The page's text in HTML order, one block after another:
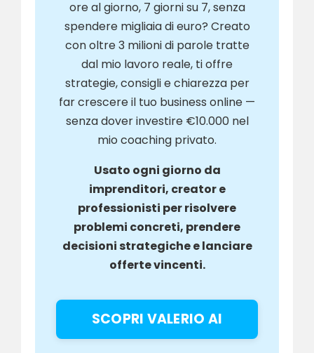
ore al giorno, 7 giorni su 7, senza
spendere migliaia di euro? Creato
con oltre 3 milioni di parole tratte
dal mio lavoro reale, ti offre
strategie, consigli e chiarezza per
far crescere il tuo business online —
senza dover investire €10.000 nel
mio coaching privato.
Usato ogni giorno da
imprenditori, creator e
professionisti per risolvere
problemi concreti, prendere
decisioni strategiche e lanciare
offerte vincenti.
SCOPRI VALERIO AI